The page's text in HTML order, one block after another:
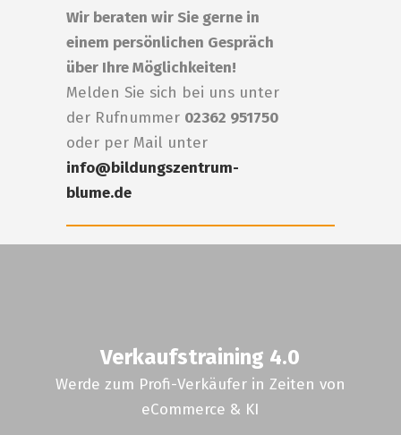
Wir beraten wir Sie gerne in
einem persönlichen Gespräch
über Ihre Möglichkeiten!
Melden Sie sich bei uns unter
der Rufnummer 02362 951750
oder per Mail unter
info@bildungszentrum-
blume.de
Verkaufstraining 4.0
Werde zum Profi-Verkäufer in Zeiten von
eCommerce & KI